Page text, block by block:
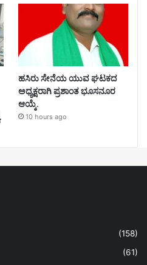
ಹಸಿರು ಸೇನೆಯ ಯುವ ಘಟಕದ
ಅಧ್ಯಕ್ಷರಾಗಿ ಪ್ರಶಾಂತ ಭೂಸನೂರ
ಆಯ್ಕೆ.
10 hours ago
(158)
(61)